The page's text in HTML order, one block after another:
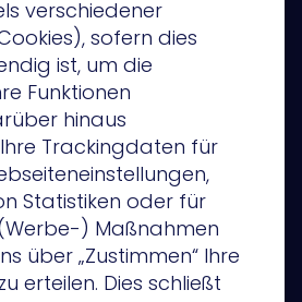
verschiedener
sofern dies
ist, um die
Funktionen
hinaus
Trackingdaten für
Statistiken oder für
) Maßnahmen
über „Zustimmen“ Ihre
erteilen. Dies schließt